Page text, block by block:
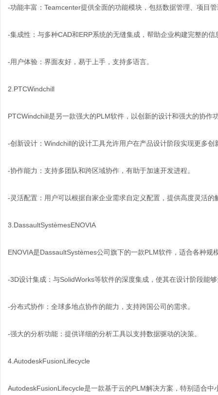
-功能丰富：Teamcenter提供全面的功能模块，包括数据管理、项目
-集成性：与多种CAD和ERP系统的无缝集成，帮助企业构建完整的信
-用户体验：界面友好，易于上手，支持多语言。
2.PTCWindchill
PTCWindchill是另一款强大的PLM软件，以创新的设计和强大的协作
-创新设计：Windchill的设计工具允许用户在产品设计阶段实现更多创
-协作能力：支持多团队和跨区域协作，有助于加速开发进程。
-灵活配置：用户可以根据自家企业需求自定义配置，提供高度灵活的
3.DassaultSystèmesENOVIA
ENOVIA是DassaultSystèmes公司旗下的一款PLM软件，适合各种规
-3D设计集成：与SolidWorks等软件的深度集成，使其在设计阶段能
-分布式协作：全球多地点协作的能力，支持跨国公司的需求。
-强大的分析功能：提供详细的分析工具以支持数据驱动的决策。
4.AutodeskFusionLifecycle
AutodeskFusionLifecycle是一款基于云的PLM解决方案，特别适合中